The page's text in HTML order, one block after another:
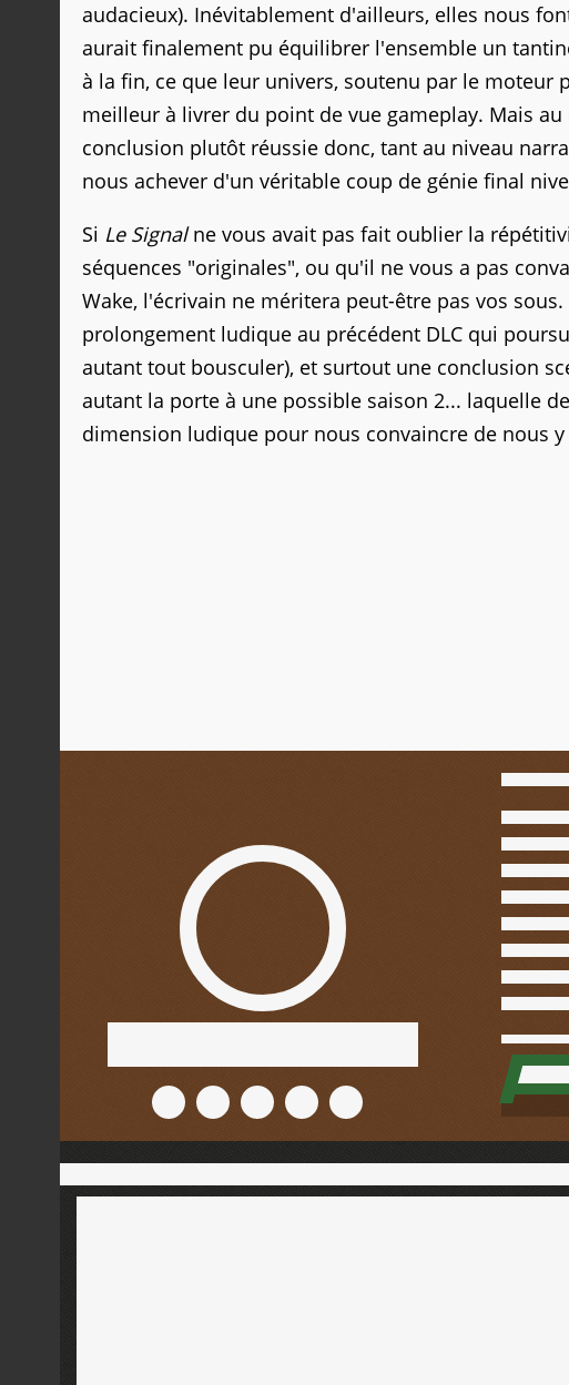
audacieux). Inévitablement d'ailleurs, elles nous
aurait finalement pu équilibrer l'ensemble un
à la fin, ce que leur univers, soutenu par le moteur
meilleur à livrer du point de vue gameplay. Mais
conclusion plutôt réussie donc, tant au niveau
nous achever d'un véritable coup de génie final
Si Le Signalne vous avait pas fait oublier la
séquences "originales", ou qu'il ne vous a pas
Wake, l'écrivain ne méritera peut-être pas vos
prolongement ludique au précédent DLC qui
autant tout bousculer), et surtout une conclusion
autant la porte à une possible saison 2... laquelle
dimension ludique pour nous convaincre de nous y